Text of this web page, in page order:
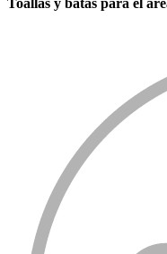
Toallas y batas para el